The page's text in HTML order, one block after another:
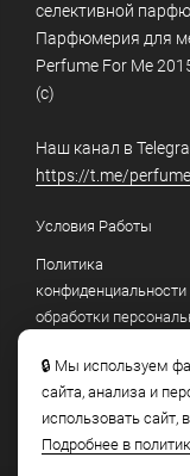
🔒 Мы используем
сайта, анализа и
использовать сайт,
Подробнее в
селективной
Парфюмерия для
Perfume For Me
(c)
Наш канал в
https://t.me/
Условия Работы
Политика
конфиденциальности
обработки
Как отличить подделку